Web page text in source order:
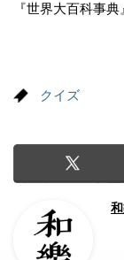
『世界大百科事
クイズ